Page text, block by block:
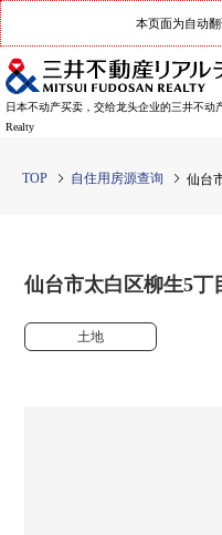
本页面为自动翻
日本不动产买卖，交给龙头企业的三井不动
Realty
TOP 自住用房源查询 仙台
仙台市太白区柳生5
土地